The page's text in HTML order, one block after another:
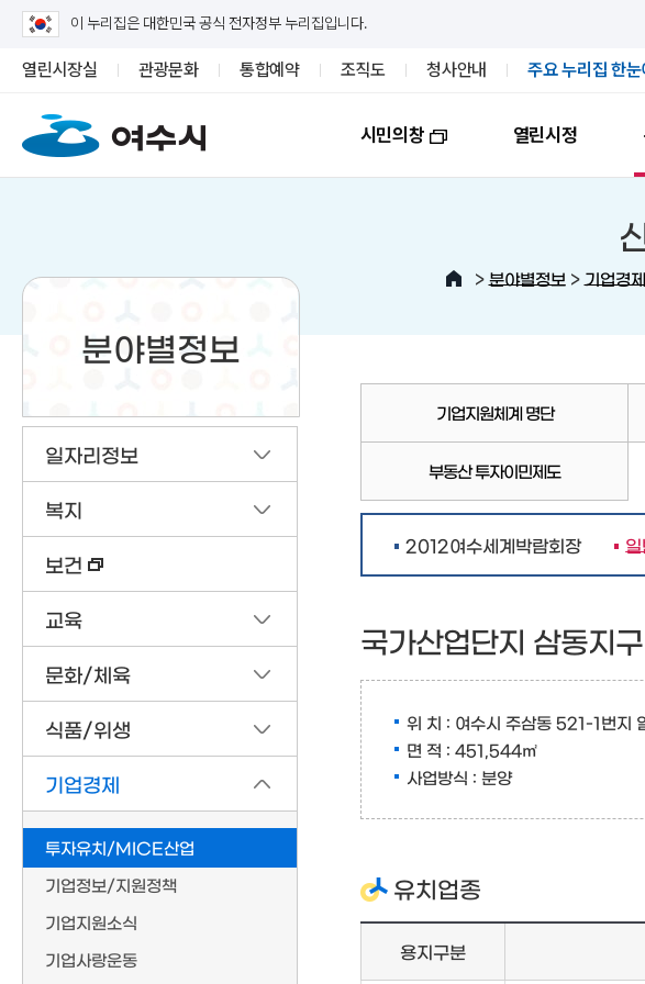
이 누리집은 대한민국 공식 전자정부 누리집입니다.
열린시장실 관광문화 통합예약 조직도 청사안내 주요 누리집 한눈
시민의창 열린시정
분야별정보
일자리정보
복지
보건
교육
문화/체육
식품/위생
기업경제
투자유치/MICE산업
기업정보/지원정책
기업지원소식
기업사랑운동
> 분야별정보 > 기업경제
기업지원체계 명단
부동산 투자이민제도
2012여수세계박람회장
국가산업단지 삼동지구
위 치 : 여수시 주삼동 521-1번지
면 적 : 451,544㎡
사업방식 : 분양
유치업종
용지구분